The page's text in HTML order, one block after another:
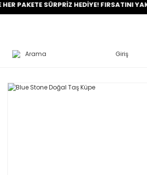
SÜRPRİZ HEDİYE! FIRSATINI YAKALA!
Arama Giriş